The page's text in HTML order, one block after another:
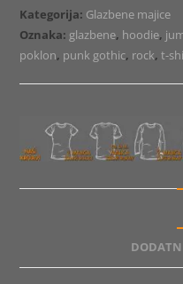
Jumbo
1
količina
Kategorija: Glazbene majice
Oznaka: glazbene, hoodie,
poklon, punk gothic, rock,t-